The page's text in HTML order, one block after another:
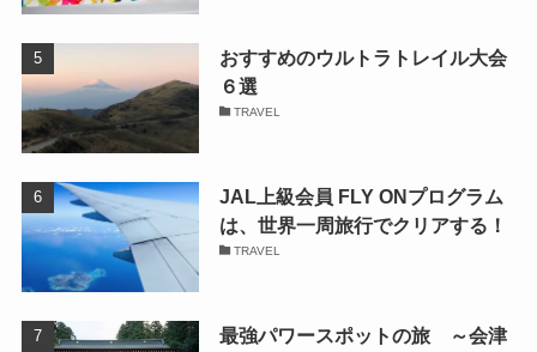
おすすめのウルトラトレイル大会
６選
TRAVEL
JAL上級会員 FLY ONプログラム
は、世界一周旅行でクリアする！
TRAVEL
最強パワースポットの旅 ～会津